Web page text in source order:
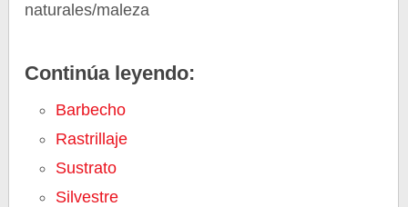
naturales/maleza
Continúa leyendo:
Barbecho
Rastrillaje
Sustrato
Silvestre